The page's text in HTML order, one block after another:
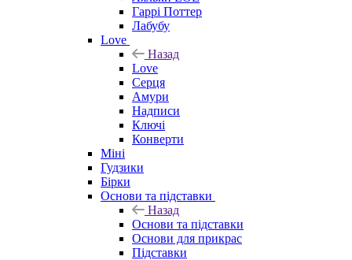
Гаррі Поттер
Лабубу
Love
Назад
Love
Серця
Амури
Надписи
Ключі
Конверти
Міні
Гудзики
Бірки
Основи та підставки
Назад
Основи та підставки
Основи для прикрас
Підставки